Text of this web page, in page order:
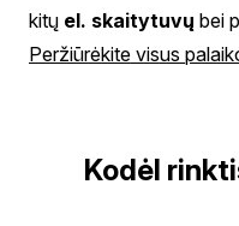
kitų el. skaitytuvų bei
Peržiūrėkite visus
Kodėl